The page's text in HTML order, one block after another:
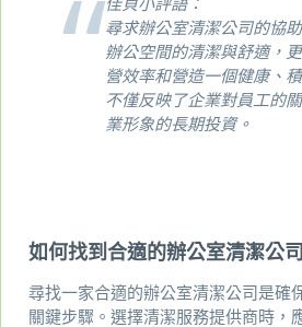
尋求辦公室清潔公司的協
辦公空間的清潔與舒適，
營效率和營造一個健康、
不僅反映了企業對員工的
業形象的長期投資。
如何找到合適的辦公室清潔公
尋找一家合適的辦公室清潔公司是確
關鍵步驟。選擇清潔服務提供商時，